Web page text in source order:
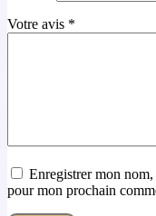
Votre avis *
Enregistrer mon
pour mon prochain